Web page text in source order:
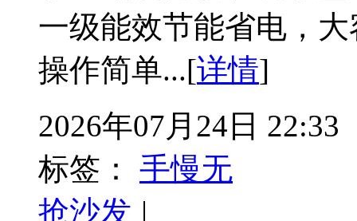
一级能效节能省电，
操作简单...[详情]
2026年07月24日 22:33
标签：
手慢无
抢沙发 |